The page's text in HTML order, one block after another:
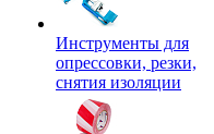
Инструменты для
опрессовки, резки,
снятия изоляции